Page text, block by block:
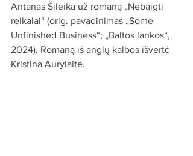
Antanas Šileika už romaną „Nebaigti
reikalai“ (orig. pavadinimas „Some
Unfinished Business“; „Baltos lankos“,
2024). Romaną iš anglų kalbos išvertė
Kristina Aurylaitė.